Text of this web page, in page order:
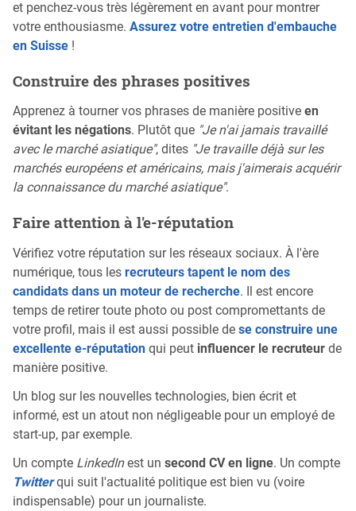
et penchez-vous très légèrement en avant pour montrer
votre enthousiasme. Assurez votre entretien d'embauche
en Suisse !
Construire des phrases positives
Apprenez à tourner vos phrases de manière positive en
évitant les négations. Plutôt que "Je n'ai jamais travaillé
avec le marché asiatique", dites "Je travaille déjà sur les
marchés européens et américains, mais j'aimerais acquérir
la connaissance du marché asiatique".
Faire attention à l'e-réputation
Vérifiez votre réputation sur les réseaux sociaux. À l'ère
numérique, tous les recruteurs tapent le nom des
candidats dans un moteur de recherche. Il est encore
temps de retirer toute photo ou post compromettants de
votre profil, mais il est aussi possible de se construire une
excellente e-réputation qui peut influencer le recruteur de
manière positive.
Un blog sur les nouvelles technologies, bien écrit et
informé, est un atout non négligeable pour un employé de
start-up, par exemple.
Un compte LinkedInest un second CV en ligne. Un compte
Twitterqui suit l'actualité politique est bien vu (voire
indispensable) pour un journaliste.